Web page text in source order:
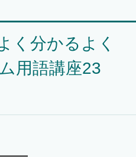
く分かるよく
用語講座23